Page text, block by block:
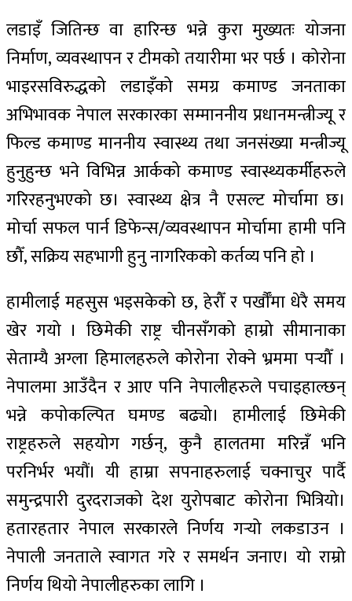
लडाइँ जितिन्छ वा हारिन्छ भन्ने कुरा मुख्यतः योजना
निर्माण, व्यवस्थापन र टीमको तयारीमा भर पर्छ । कोरोना
भाइरसविरुद्धको लडाइँको समग्र कमाण्ड जनताका
अभिभावक नेपाल सरकारका सम्माननीय प्रधानमन्त्रीज्यू र
फिल्ड कमाण्ड माननीय स्वास्थ्य तथा जनसंख्या मन्त्रीज्यू
हुनुहुन्छ भने विभिन्न आर्कको कमाण्ड स्वास्थ्यकर्मीहरुले
गरिरहनुभएको छ। स्वास्थ्य क्षेत्र नै एसल्ट मोर्चामा छ।
मोर्चा सफल पार्न डिफेन्स/व्यवस्थापन मोर्चामा हामी पनि
छौँ, सक्रिय सहभागी हुनु नागरिकको कर्तव्य पनि हो ।
हामीलाई महसुस भइसकेको छ, हेरौँ र पर्खाैँमा धेरै समय
खेर गयो । छिमेकी राष्ट्र चीनसँगको हाम्रो सीमानाका
सेताम्यै अग्ला हिमालहरुले कोरोना रोक्ने भ्रममा पर्‍यौँ ।
नेपालमा आउँदैन र आए पनि नेपालीहरुले पचाइहाल्छन्
भन्ने कपोकल्पित घमण्ड बढ्यो। हामीलाई छिमेकी
राष्ट्रहरुले सहयोग गर्छन्, कुनै हालतमा मरिन्नँ भनि
परनिर्भर भयौं। यी हाम्रा सपनाहरुलाई चक्नाचुर पार्दै
समुन्द्रपारी दुरदराजको देश युरोपबाट कोरोना भित्रियो।
हतारहतार नेपाल सरकारले निर्णय गर्‍यो लकडाउन ।
नेपाली जनताले स्वागत गरे र समर्थन जनाए। यो राम्रो
निर्णय थियो नेपालीहरुका लागि ।